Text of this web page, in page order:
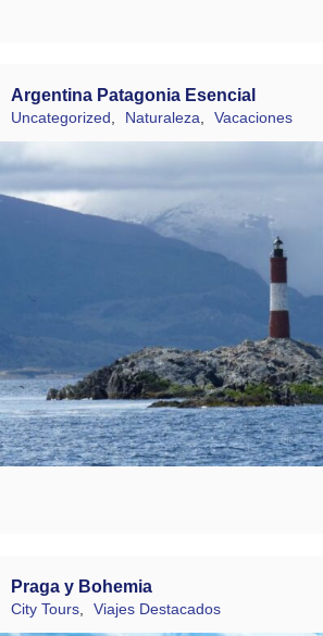
Argentina Patagonia Esencial
Uncategorized Naturaleza Vacaciones
Praga y Bohemia
City Tours Viajes Destacados